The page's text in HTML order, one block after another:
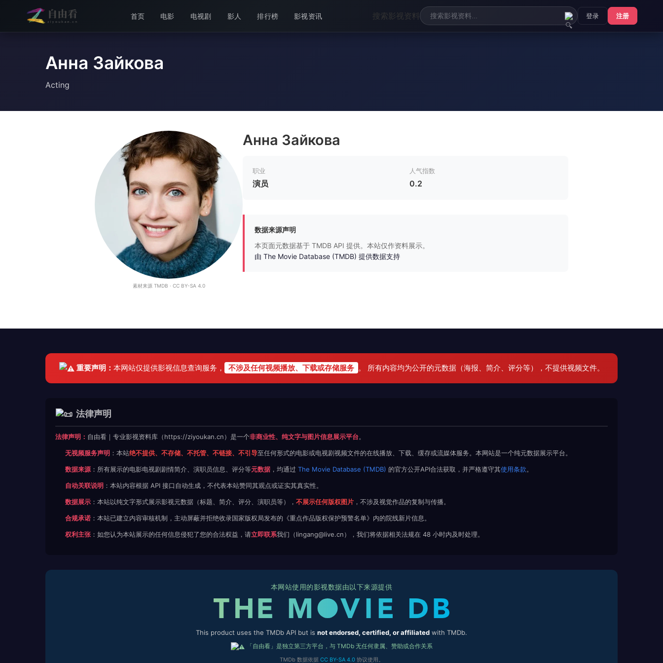
首页 电影 电视剧 影人 排行榜 影视资讯 搜索影视资料 登录 注册
Анна Зайкова
Acting
素材来源 TMDB · CC BY-SA 4.0
Анна Зайкова
职业
演员
人气指数
0.2
数据来源声明
本页面元数据基于 TMDB API 提供。本站仅作资料展示。
由 The Movie Database (TMDB) 提供数据支持
重要声明：本网站仅提供影视信息查询服务， 不涉及任何视频播放、下载或存储服务 。 所有内容均为公开的元数据（海报、简介、评分等），不提供视频文件。
法律声明
法律声明： 自由看｜专业影视资料库（https://ziyoukan.cn）是一个非商业性、纯文字与图片信息展示平台。
无视频服务声明 ：本站绝不提供、不存储、不托管、不链接、不引导至任何形式的电影或电视剧视频文件的在线播放、下载、缓存或流媒体服务。本网站是一个纯元数据展示平台。
数据来源：所有展示的电影电视剧剧情简介、演职员信息、评分等元数据 ，均通过 The Movie Database (TMDB) 的官方公开API合法获取，并严格遵守其使用条款。
自动关联说明 ：本站内容根据 API 接口自动生成，不代表本站赞同其观点或证实其真实性。
数据展示 ：本站以纯文字形式展示影视元数据（标题、简介、评分、演职员等）， 不展示任何版权图片 ，不涉及视觉作品的复制与传播。
合规承诺 ：本站已建立内容审核机制，主动屏蔽并拒绝收录国家版权局发布的《重点作品版权保护预警名单》内的院线新片信息。
权利主张：如您认为本站展示的任何信息侵犯了您的合法权益，请立即联系我们（lingang@live.cn），我们将依据相关法规在 48 小时内及时处理。
本网站使用的影视数据由以下来源提供
This product uses the TMDb API but is not endorsed, certified, or affiliated with TMDb.
「自由看」是独立第三方平台，与 TMDb 无任何隶属、赞助或合作关系
TMDb 数据依据 CC BY-SA 4.0协议使用。